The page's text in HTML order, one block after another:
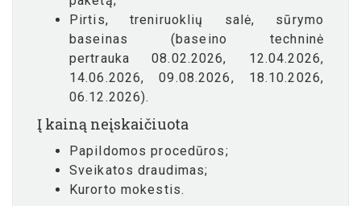
Pirtis, treniruoklių salė, sūrymo
baseinas (baseino techninė
pertrauka 08.02.2026, 12.04.2026,
14.06.2026, 09.08.2026, 18.10.2026,
06.12.2026).
Į kainą neįskaičiuota
Papildomos procedūros;
Sveikatos draudimas;
Kurorto mokestis.